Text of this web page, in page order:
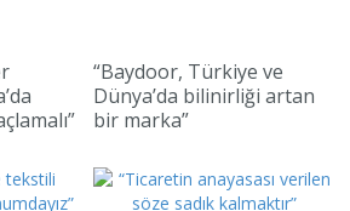
“Baydoor, Türkiye ve
Dünya’da bilinirliği artan
bir marka”